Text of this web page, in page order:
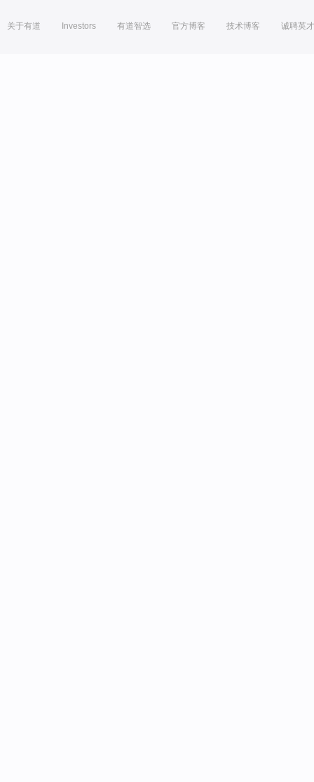
关于有道 Investors 有道智选 官方博客 技术博客 诚聘英才